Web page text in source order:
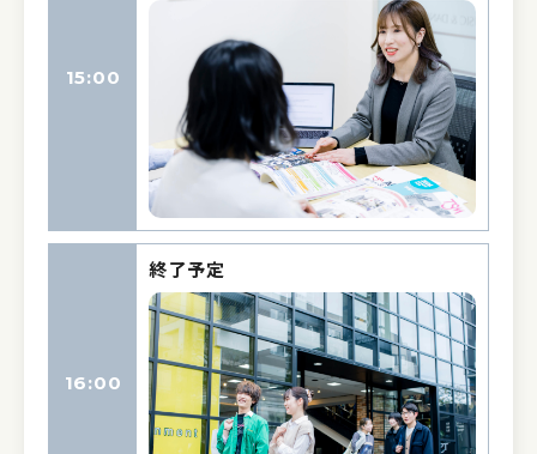
15:00
16:00
終了予定